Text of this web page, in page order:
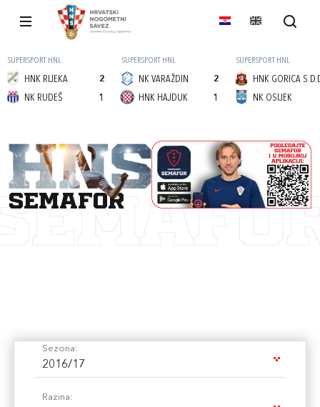
SUPERSPORT HNL
HNK RIJEKA
2
1
NK RUDEŠ
SUPERSPORT HNL
NK VARAŽDIN
2
1
HNK HAJDUK
SUPERSPORT HNL
HNK GORICA
NK OSIJEK
semafor
Sezona:
2016/17
Razina: